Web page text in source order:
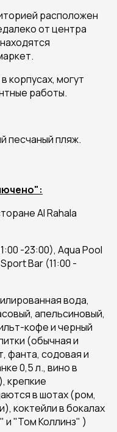
расположен
от центра
корпусах, могут
работы.
песчаный пляж.
Al Rahala
-23:00), Aqua Pool
Bar (11:00 -
вода,
апельсиновый,
кофе и черный
(обычная и
фанта, содовая и
0,5 л., вино в
крепкие
в шотах (ром,
коктейли в бокалах
и "Том Коллинз" )